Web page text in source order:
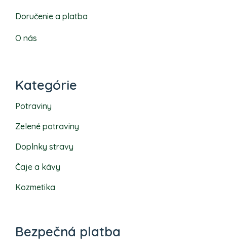
Doručenie a platba
O nás
Kategórie
Potraviny
Zelené potraviny
Doplnky stravy
Čaje a kávy
Kozmetika
Bezpečná platba